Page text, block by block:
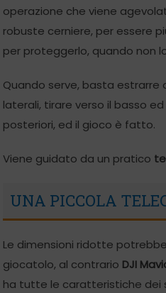
operazione che viene
robuste cerniere, per essere
per proteggerlo, quando non
Quando serve, basta estrarre
laterali, tirare verso il basso ed
posteriori, ed il gioco è fatto.
Viene guidato da un pratico
UNA PICCOLA
Le dimensioni ridotte
giocatolo, al contrario DJI
ha tutte le caratteristiche dei